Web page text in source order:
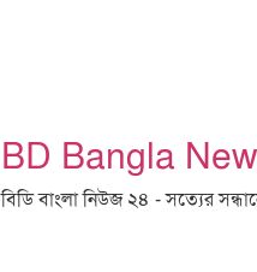
BD Bangla
বিডি বাংলা নিউজ ২৪ - সত্যের